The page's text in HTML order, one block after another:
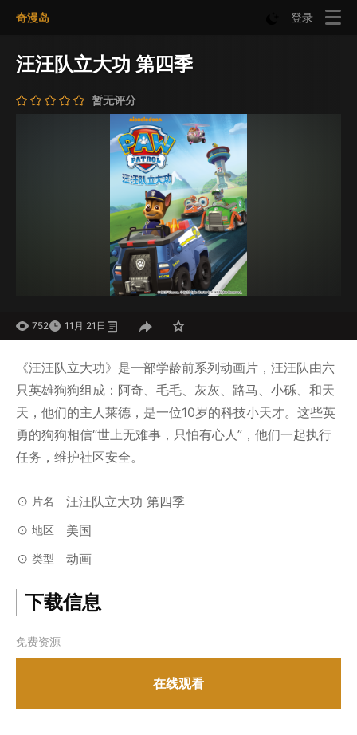
奇漫岛 登录
汪汪队立大功 第四季
暂无评分
752 11月 21日
《汪汪队立大功》是一部学龄前系列动画片，汪汪队由六
只英雄狗狗组成：阿奇、毛毛、灰灰、路马、小砾、和天
天，他们的主人莱德，是一位10岁的科技小天才。这些英
勇的狗狗相信“世上无难事，只怕有心人”，他们一起执行
任务，维护社区安全。
片名 汪汪队立大功 第四季
地区 美国
类型 动画
下载信息
免费资源
在线观看